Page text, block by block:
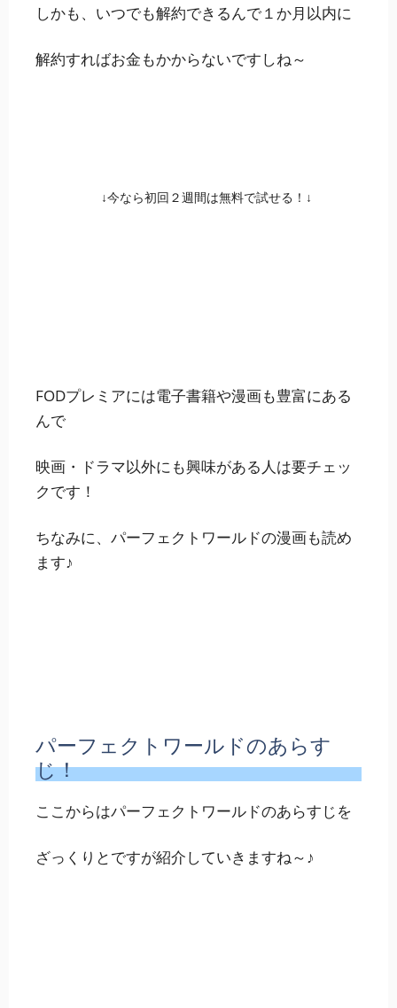
しかも、いつでも解約できるんで１か月以内に
解約すればお金もかからないですしね～
↓今なら初回２週間は無料で試せる！↓
FODプレミアには電子書籍や漫画も豊富にある
んで
映画・ドラマ以外にも興味がある人は要チェッ
クです！
ちなみに、 パーフェクトワールドの漫画も読め
ます♪
パーフェクトワールドのあらす
じ！
ここからはパーフェクトワールドのあらすじを
ざっくりとですが紹介していきますね～♪